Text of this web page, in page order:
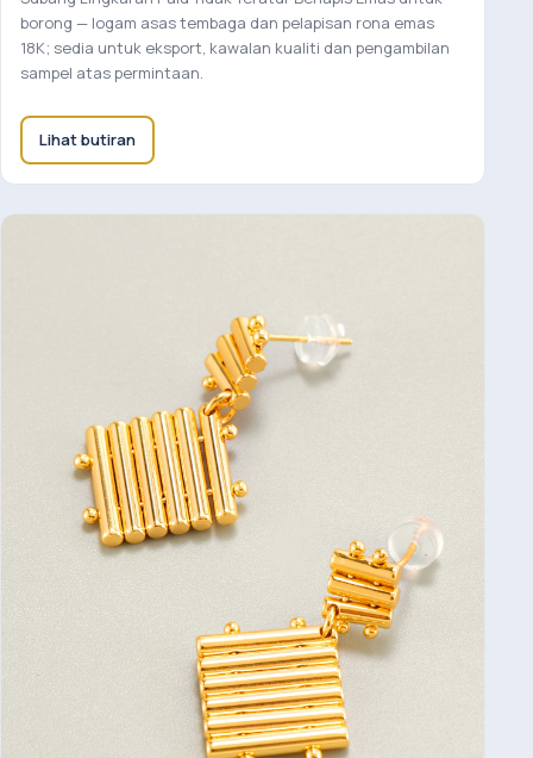
borong — logam asas tembaga dan pelapisan rona emas
18K; sedia untuk eksport, kawalan kualiti dan pengambilan
sampel atas permintaan.
Lihat butiran